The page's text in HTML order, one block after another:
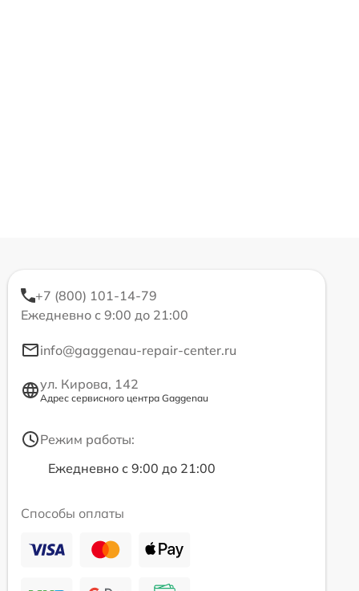
+7 (800) 101-14-79
Ежедневно с 9:00 до 21:00
info@gaggenau-repair-center.ru
ул. Кирова, 142
Адрес сервисного центра Gaggenau
Режим работы:
Ежедневно с 9:00 до 21:00
Способы оплаты